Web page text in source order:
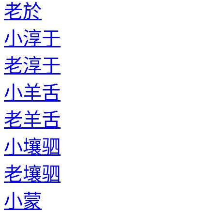
老於
小淳于
老淳于
小羊舌
老羊舌
小壤驷
老壤驷
小蒙